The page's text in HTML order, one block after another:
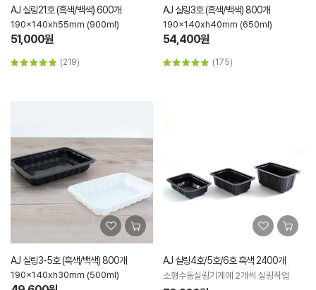
AJ 실링21호 (흑색/백색) 600개
190x140xh55mm (900ml)
51,000원
(219)
AJ 실링3호 (흑색/백색) 800개
190x140xh40mm (650ml)
54,400원
(175)
AJ 실링3-5호 (흑색/백색) 800개
190x140xh30mm (500ml)
AJ 실링4호/5호/6호 흑색 2400개
소형수동실링기계에 2개씩 실링작업